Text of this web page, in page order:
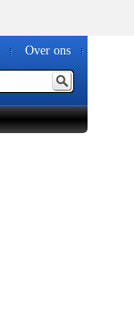
Over ons